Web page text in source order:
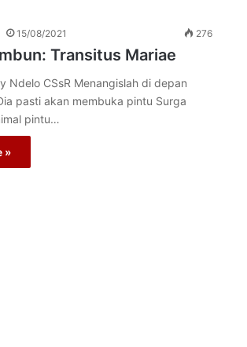
15/08/2021 276
Transitus Mariae
Ndelo CSsR Menangislah di depan
pasti akan membuka pintu Surga
pintu…
»